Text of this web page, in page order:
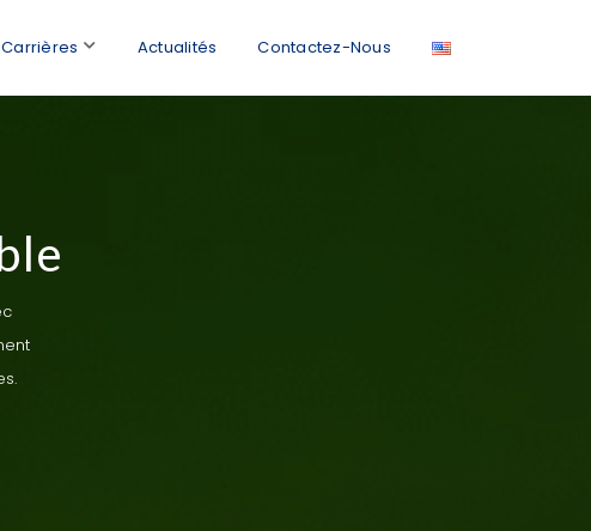
Carrières Actualités Contactez-Nous